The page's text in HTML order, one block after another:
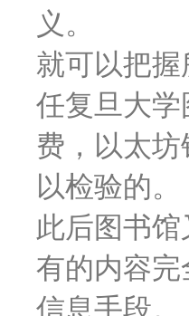
义。
就可以把
任复旦大
费，以太
以检验的。
此后图书
有的内容完
信息手段。